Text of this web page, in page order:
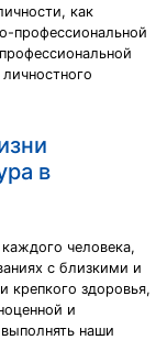
как
профессиональной
в
человека,
с близкими и
здоровья,
и
наши